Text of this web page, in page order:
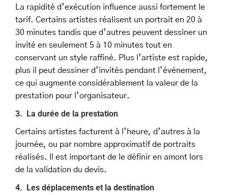
La rapidité d’exécution influence aussi fortement le
tarif. Certains artistes réalisent un portrait en 20 à
30 minutes tandis que d’autres peuvent dessiner un
invité en seulement 5 à 10 minutes tout en
conservant un style raffiné. Plus l’artiste est rapide,
plus il peut dessiner d’invités pendant l’événement,
ce qui augmente considérablement la valeur de la
prestation pour l’organisateur.
3. La durée de la prestation
Certains artistes facturent à l’heure, d’autres à la
journée, ou par nombre approximatif de portraits
réalisés. Il est important de le définir en amont lors
de la validation du devis.
4. Les déplacements et la destination